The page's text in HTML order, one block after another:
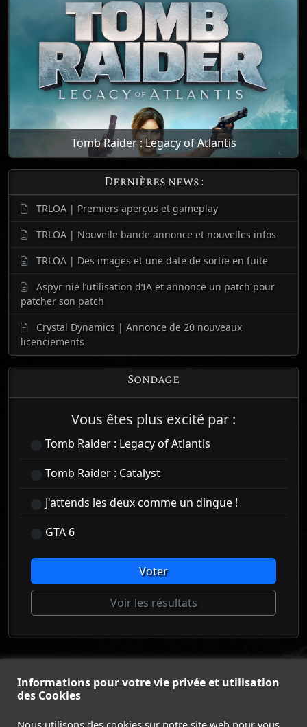
Tomb Raider : Legacy of Atlantis
Dernières news :
TRLOA | Premiers aperçus et gameplay
TRLOA | Nouvelle bande annonce et nouvelles infos
TRLOA | Des images et une date de sortie en fuite
Aspyr nie l’utilisation d’IA et annonce un patch pour
patcher son patch
Crystal Dynamics | Annonce de 20 nouveaux
licenciements
Sondage
Vous êtes plus excité par :
Tomb Raider : Legacy of Atlantis
Tomb Raider : Catalyst
J'attends les deux comme un dingue !
GTA 6
Voter
Voir les résultats
Informations pour votre vie privée et utilisation
des Cookies
Nous utilisons des cookies sur notre site web pour vous
Lara Croft et Tomb Raider sont des marques déposées